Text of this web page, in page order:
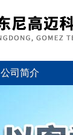
公司简介